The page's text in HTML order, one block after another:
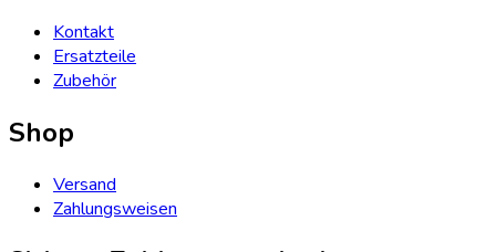
Kontakt
Ersatzteile
Zubehör
Shop
Versand
Zahlungsweisen